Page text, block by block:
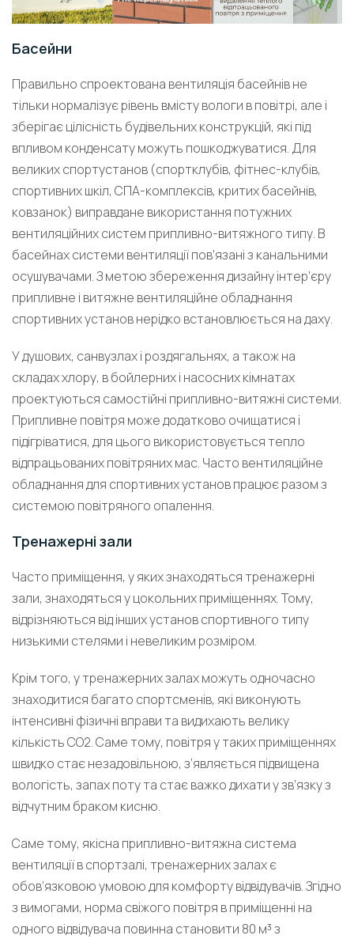
Басейни
Правильно спроектована вентиляція басейнів не
тільки нормалізує рівень вмісту вологи в повітрі, але і
зберігає цілісність будівельних конструкцій, які під
впливом конденсату можуть пошкоджуватися. Для
великих спортустанов (спортклубів, фітнес-клубів,
спортивних шкіл, СПА-комплексів, критих басейнів,
ковзанок) виправдане використання потужних
вентиляційних систем припливно-витяжного типу. В
басейнах системи вентиляції пов’язані з канальними
осушувачами. З метою збереження дизайну інтер’єру
припливне і витяжне вентиляційне обладнання
спортивних установ нерідко встановлюється на даху.
У душових, санвузлах і роздягальнях, а також на
складах хлору, в бойлерних і насосних кімнатах
проектуються самостійні припливно-витяжні системи.
Припливне повітря може додатково очищатися і
підігріватися, для цього використовується тепло
відпрацьованих повітряних мас. Часто вентиляційне
обладнання для спортивних установ працює разом з
системою повітряного опалення.
Тренажерні зали
Часто приміщення, у яких знаходяться тренажерні
зали, знаходяться у цокольних приміщеннях. Тому,
відрізняються від інших установ спортивного типу
низькими стелями і невеликим розміром.
Крім того, у тренажерних залах можуть одночасно
знаходитися багато спортсменів, які виконують
інтенсивні фізичні вправи та видихають велику
кількість СО2. Саме тому, повітря у таких приміщеннях
швидко стає незадовільною, з’являється підвищена
вологість, запах поту та стає важко дихати у зв’язку з
відчутним браком кисню.
Саме тому, якісна припливно-витяжна система
вентиляції в спортзалі, тренажерних залах є
обов’язковою умовою для комфорту відвідувачів. Згідно
з вимогами, норма свіжого повітря в приміщенні на
одного відвідувача повинна становити 80 м³ з